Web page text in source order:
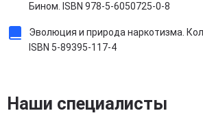
Бином. ISBN 978-5-6050725-0-8
Эволюция и природа наркотизма.
ISBN 5-89395-117-4
Наши специалисты